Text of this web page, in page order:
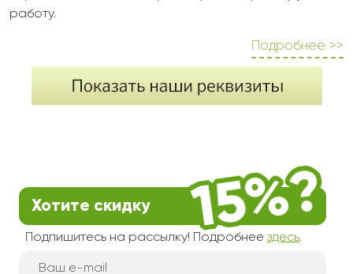
работу.
Подробнее >>
Хотите скидку
Подпишитесь на рассылку! Подробнее здесь.